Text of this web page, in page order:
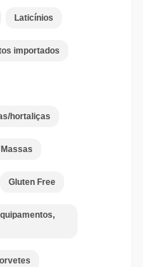
Laticínios
importados
hortaliças
Massas
Gluten Free